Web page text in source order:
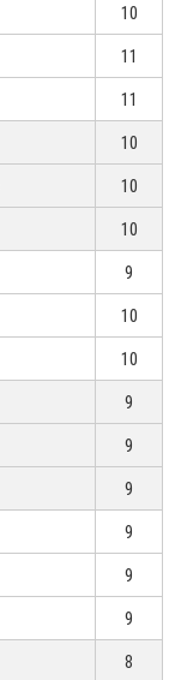
10
11
11
10
10
10
9
10
10
9
9
9
9
9
9
8